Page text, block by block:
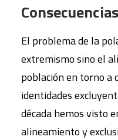
El problema de la
extremismo sino el
población en torno a
identidades
década hemos visto
alineamiento y